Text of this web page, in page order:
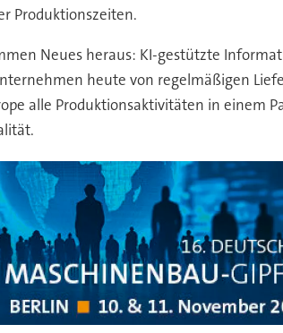
Produktionszeiten.
Neues heraus: KI-gestützte
heute von regelmäßigen
alle Produktionsaktivitäten in einem